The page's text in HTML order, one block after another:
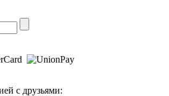
с друзьями: